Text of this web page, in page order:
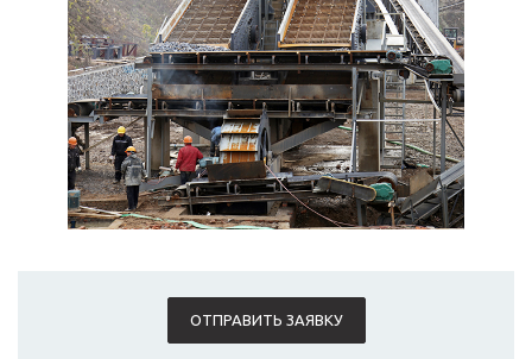
ОТПРАВИТЬ ЗАЯВКУ